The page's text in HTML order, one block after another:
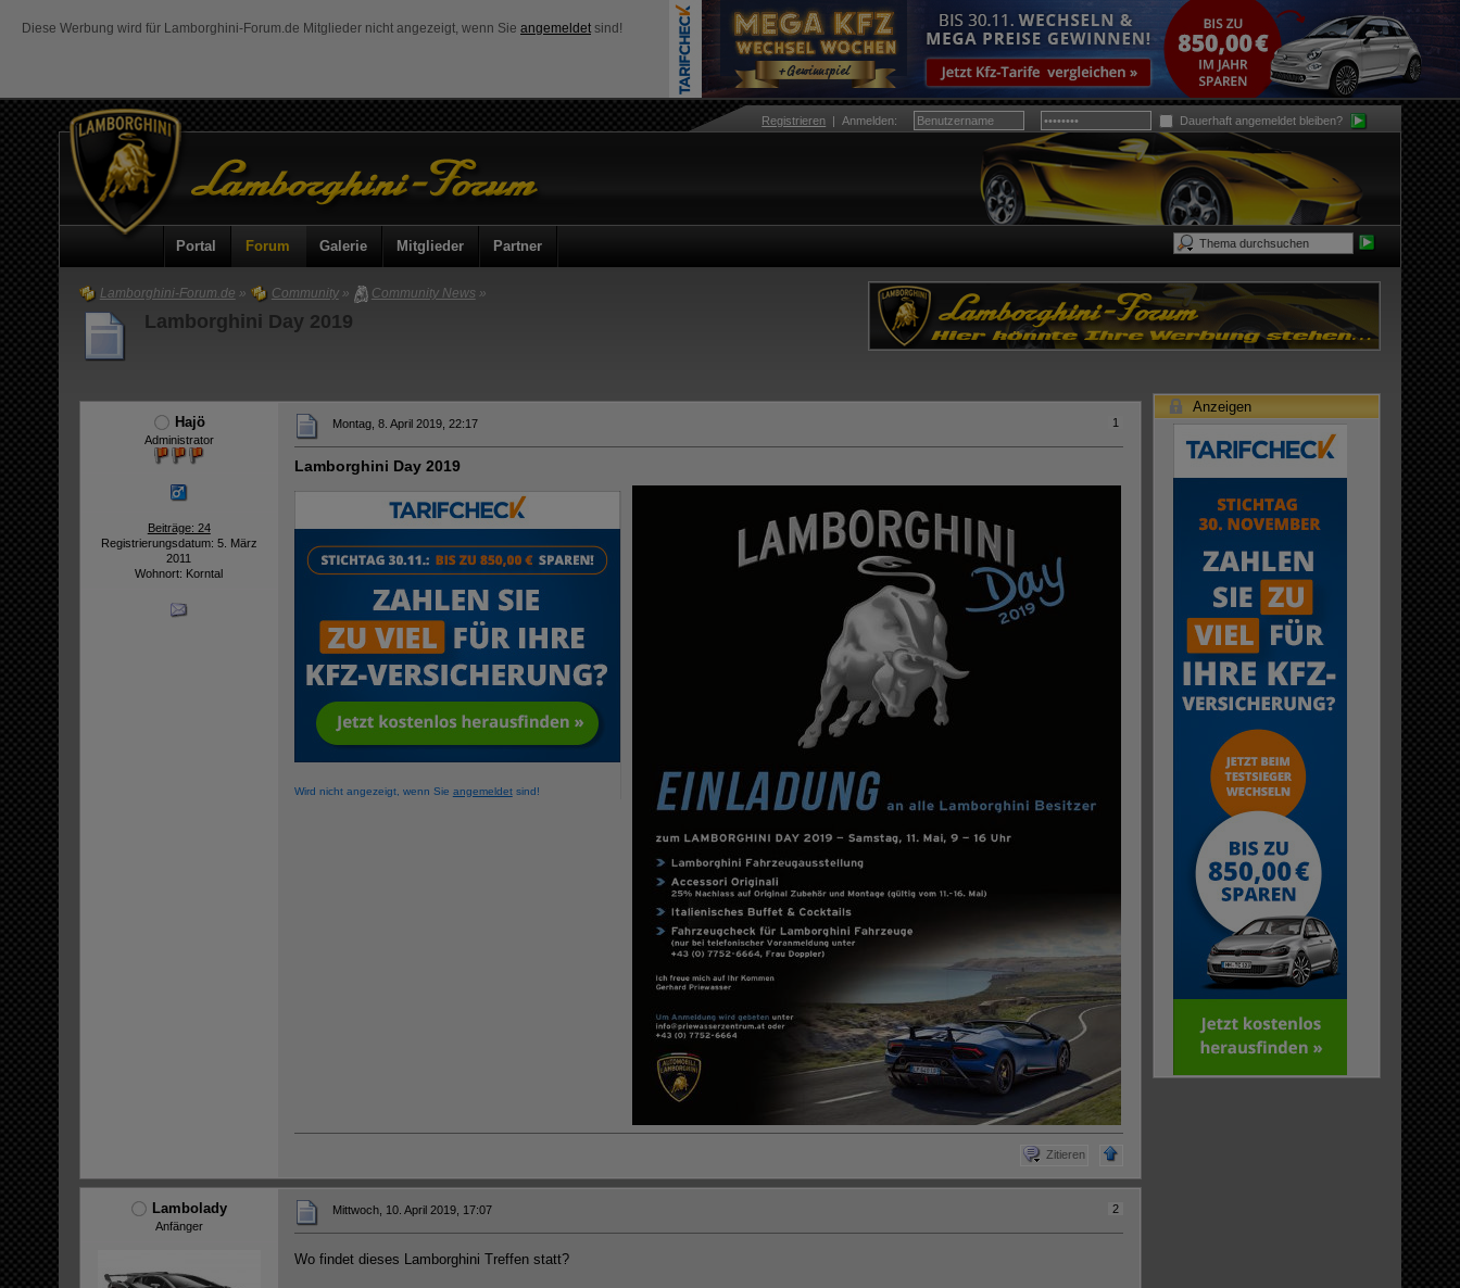
Diese Werbung wird für Lamborghini-Forum.de Mitglieder nicht angezeigt, wenn Sie angemeldet sind!
Registrieren |Anmelden: Dauerhaft angemeldet bleiben?
Portal Forum Galerie Mitglieder Partner
Lamborghini-Forum.de » Community» Community News»
Lamborghini Day 2019
Hajö
Administrator
Beiträge: 24
Registrierungsdatum: 5. März
2011
Wohnort: Korntal
1
Montag, 8. April 2019, 22:17
Lamborghini Day 2019
Wird nicht angezeigt, wenn Sie angemeldetsind!
Zitieren
Lambolady
Anfänger
2
Mittwoch, 10. April 2019, 17:07
Wo findet dieses Lamborghini Treffen statt?
Anzeigen